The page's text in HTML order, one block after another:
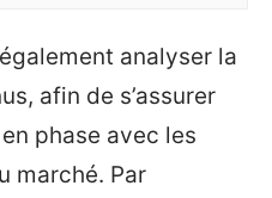
analyser la
afin de s’assurer
phase avec les
marché. Par